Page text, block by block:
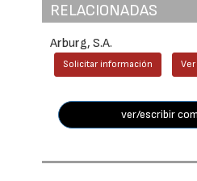
RELACIONADAS
Arburg, S.A.
Solicitar información
ver/escribir